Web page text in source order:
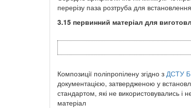
перерізу паза розтруба для
3.15 первинний матеріал для
Композиції поліпропілену згідно з ДСТУ Б
документацією, затвердженою у
стандартом, які не використовувались і
матеріал